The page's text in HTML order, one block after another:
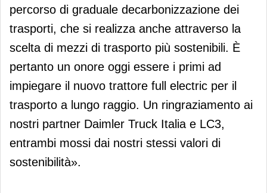
percorso di graduale decarbonizzazione dei
trasporti, che si realizza anche attraverso la
scelta di mezzi di trasporto più sostenibili. È
pertanto un onore oggi essere i primi ad
impiegare il nuovo trattore full electric per il
trasporto a lungo raggio. Un ringraziamento ai
nostri partner Daimler Truck Italia e LC3,
entrambi mossi dai nostri stessi valori di
sostenibilità».